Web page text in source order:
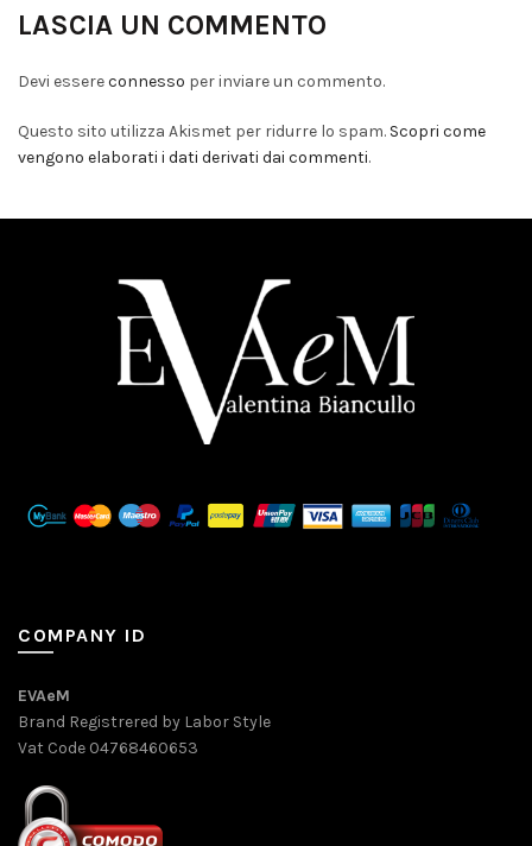
LASCIA UN COMMENTO
Devi essereconnesso per inviare un commento.
Questo sito utilizza Akismet per ridurre lo spam. Scopri come
vengono elaborati i dati derivati dai commenti.
COMPANY ID
EVAeM
Brand Registrered by Labor Style
Vat Code 04768460653